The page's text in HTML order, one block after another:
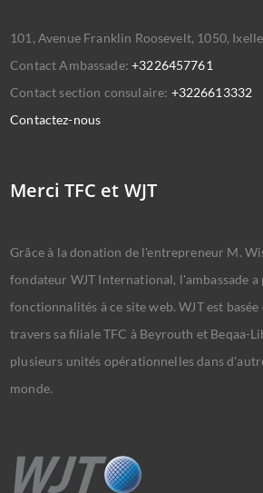
101, Avenue Franklin Roosevelt, 1050,
Contact Ambassade:+3226457761
Contact section consulaire: +3226613332
Contactez-nous
Merci TFC et WJT
Grâce à la donation de l'entrepreneur M.
fondateur WJT International, l'ambassade
fonctionnalités à ce site web. WJT est basée
travers sa filiale TFC à Beyrouth et Beqaa-
plusieurs unités opérationnelles dans
monde.